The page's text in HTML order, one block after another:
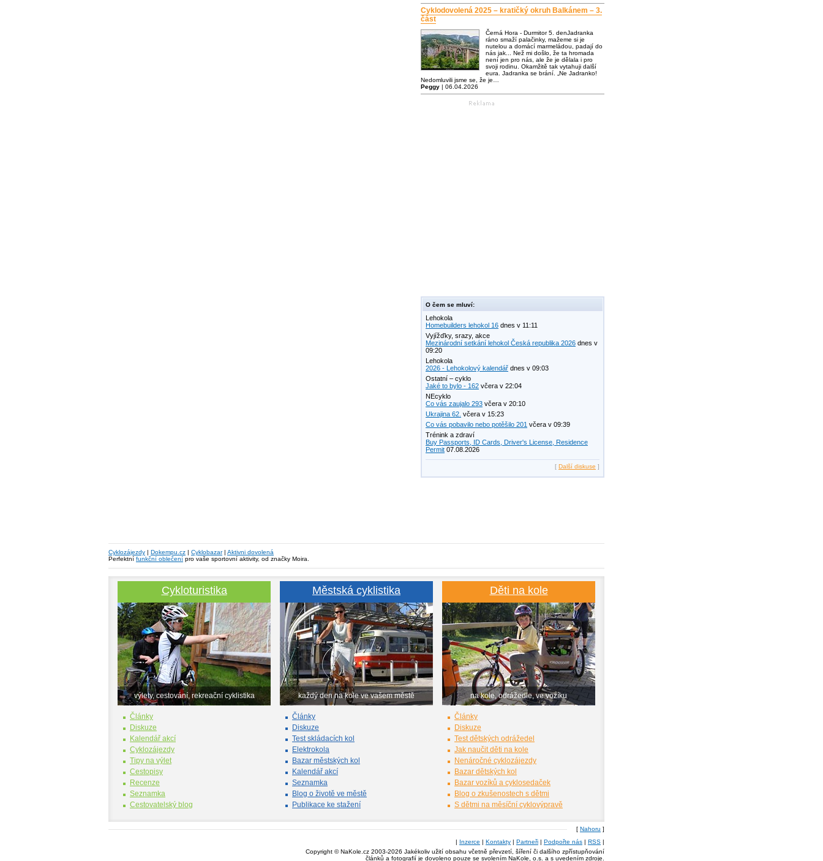
Cyklodovolená 2025 – kratičký okruh Balkánem – 3.
část
Černá Hora - Durmitor 5. denJadranka
ráno smaží palačinky, mažeme si je
nutelou a domácí marmeládou, padají do
nás jak... Než mi došlo, že ta hromada
není jen pro nás, ale že je dělala i pro
svoji rodinu. Okamžitě tak vytahuji další
eura. Jadranka se brání. „Ne Jadranko!
Nedomluvili jsme se, že je…
Peggy | 06.04.2026
O čem se mluví:
Lehokola
Homebuilders lehokol 16 dnes v 11:11
Vyjížďky, srazy, akce
Mezinárodní setkání lehokol Česká republika 2026 dnes v
09:20
Lehokola
2026 - Lehokolový kalendář dnes v 09:03
Ostatní – cyklo
Jaké to bylo - 162 včera v 22:04
NEcyklo
Co vás zaujalo 293 včera v 20:10
Ukrajina 62. včera v 15:23
Co vás pobavilo nebo potěšilo 201 včera v 09:39
Trénink a zdraví
Buy Passports, ID Cards, Driver's License, Residence
Permit 07.08.2026
[ Další diskuse ]
Cyklozájezdy | Dokempu.cz | Cyklobazar| Aktivni dovolená
Perfektní funkční oblečení pro vaše sportovní aktivity, od značky Moira.
Cykloturistika
výlety, cestování, rekreační cyklistika
Články
Diskuze
Kalendář akcí
Cyklozájezdy
Tipy na výlet
Cestopisy
Recenze
Seznamka
Cestovatelský blog
Městská cyklistika
každý den na kole ve vašem městě
Články
Diskuze
Test skládacích kol
Elektrokola
Bazar městských kol
Kalendář akcí
Seznamka
Blog o životě ve městě
Publikace ke stažení
Děti na kole
na kole, odrážedle, ve vozíku
Články
Diskuze
Test dětských odrážedel
Jak naučit děti na kole
Nenáročné cyklozájezdy
Bazar dětských kol
Bazar vozíků a cyklosedaček
Blog o zkušenostech s dětmi
S dětmi na měsíční cyklovýpravě
[ Nahoru ]
| Inzerce | Kontakty | Partneři | Podpořte nás | RSS |
Copyright © NaKole.cz 2003-2026 Jakékoliv užití obsahu včetně převzetí, šíření či dalšího zpřístupňování
článků a fotografií je dovoleno pouze se svolením NaKole, o.s. a s uvedením zdroje.